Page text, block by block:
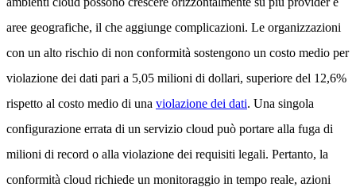
aree geografiche, il che aggiunge complicazioni. Le organizzazioni
con un alto rischio di non conformità sostengono un costo medio per
violazione dei dati pari a 5,05 milioni di dollari, superiore del 12,6%
rispetto al costo medio di una violazione dei dati. Una singola
configurazione errata di un servizio cloud può portare alla fuga di
milioni di record o alla violazione dei requisiti legali. Pertanto, la
conformità cloud richiede un monitoraggio in tempo reale, azioni